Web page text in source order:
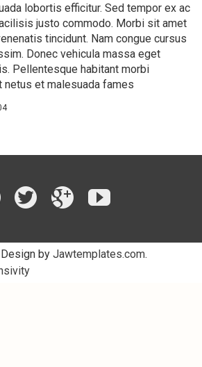
lobortis efficitur. Sed tempor ex ac
justo commodo. Morbi sit amet
tincidunt. Nam congue cursus
Donec vehicula massa eget
Pellentesque habitant morbi
et malesuada fames
by Jawtemplates.com.